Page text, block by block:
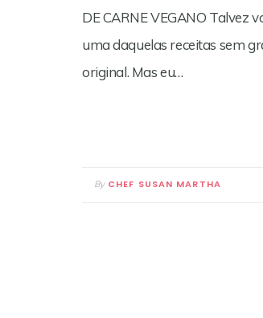
DE CARNE VEGANO Talvez
uma daquelas receitas sem
original. Mas eu…
By CHEF SUSAN MARTHA